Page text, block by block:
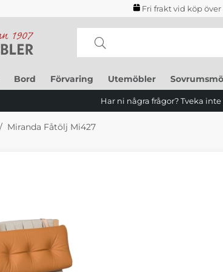
Fri frakt vid köp över
Bord Förvaring Utemöbler
Har ni några frågor? Tveka
Miranda Fåtölj Mi427